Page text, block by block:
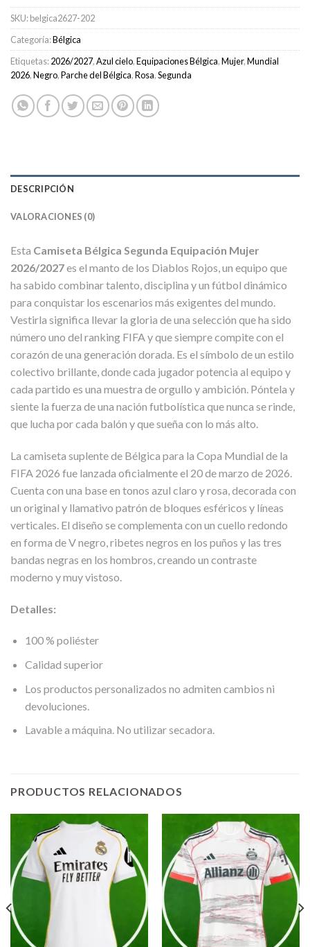
SKU:belgica2627-202
Categoría:Bélgica
Etiquetas:2026/2027,Azul cielo,Equipaciones Bélgica,Mujer,Mundial
2026,Negro,Parche del Bélgica,Rosa,Segunda
DESCRIPCIÓN
VALORACIONES (0)
Esta Camiseta Bélgica Segunda Equipación Mujer
2026/2027es el manto de los Diablos Rojos, un equipo que
ha sabido combinar talento, disciplina y un fútbol dinámico
para conquistar los escenarios más exigentes del mundo.
Vestirla significa llevar la gloria de una selección que ha sido
número uno del ranking FIFA y que siempre compite con el
corazón de una generación dorada. Es el símbolo de un estilo
colectivo brillante, donde cada jugador potencia al equipo y
cada partido es una muestra de orgullo y ambición. Póntela y
siente la fuerza de una nación futbolística que nunca se rinde,
que lucha por cada balón y que sueña con lo más alto.
La camiseta suplente de Bélgica para la Copa Mundial de la
FIFA 2026 fue lanzada oficialmente el 20 de marzo de 2026.
Cuenta con una base en tonos azul claro y rosa, decorada con
un original y llamativo patrón de bloques esféricos y líneas
verticales. El diseño se complementa con un cuello redondo
en forma de V negro, ribetes negros en los puños y las tres
bandas negras en los hombros, creando un contraste
moderno y muy vistoso.
Detalles:
100 % poliéster
Calidad superior
Los productos personalizados no admiten cambios ni
devoluciones.
Lavable a máquina. No utilizar secadora.
PRODUCTOS RELACIONADOS